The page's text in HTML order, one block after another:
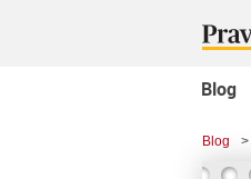
Blog
Blog >